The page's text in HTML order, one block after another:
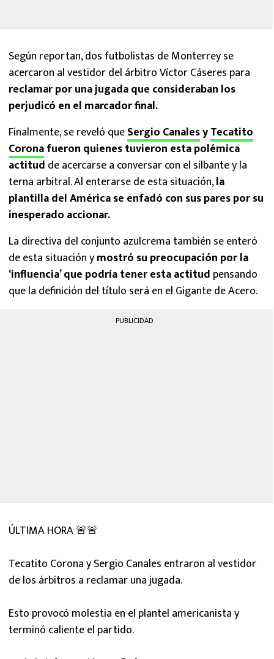
Según reportan, dos futbolistas de Monterrey se
acercaron al vestidor del árbitro Víctor Cáseres para
reclamar por una jugada que consideraban los
perjudicó en el marcador final.
Finalmente, se reveló queSergio CanalesyTecatito
Coronafueron quienes tuvieron esta polémica
actitud de acercarse a conversar con el silbante y la
terna arbitral. Al enterarse de esta situación,la
plantilla del América se enfadó con sus pares por su
inesperado accionar.
La directiva del conjunto azulcrema también se enteró
de esta situación ymostró su preocupación por la
‘influencia’ que podría tener esta actitud pensando
que la definición del título será en el Gigante de Acero.
PUBLICIDAD
ÚLTIMA HORA 🚨🚨
Tecatito Corona y Sergio Canales entraron al vestidor
de los árbitros a reclamar una jugada.
Esto provocó molestia en el plantel americanista y
terminó caliente el partido.